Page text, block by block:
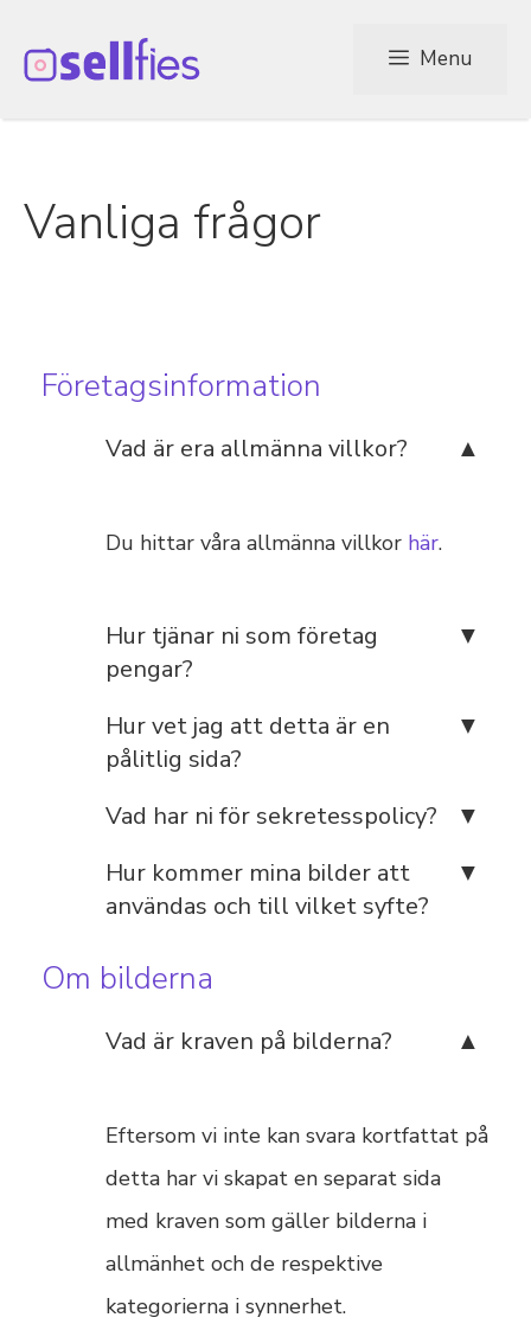
till
Menu
Vanliga frågor
Företagsinformation
Vad är era allmänna villkor?
Du hittar våra allmänna villkor här.
Hur tjänar ni som företag
pengar?
Hur vet jag att detta är en
pålitlig sida?
Vad har ni för sekretesspolicy?
Hur kommer mina bilder att
användas och till vilket syfte?
Om bilderna
Vad är kraven på bilderna?
Eftersom vi inte kan svara kortfattat på
detta har vi skapat en separat sida
med kraven som gäller bilderna i
allmänhet och de respektive
kategorierna i synnerhet.